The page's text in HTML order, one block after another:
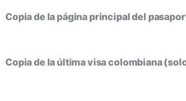
Copia de la página principal del
Copia de la última visa colombiana